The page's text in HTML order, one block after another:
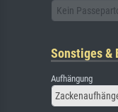
Kein
Sonstiges &
Aufhängung